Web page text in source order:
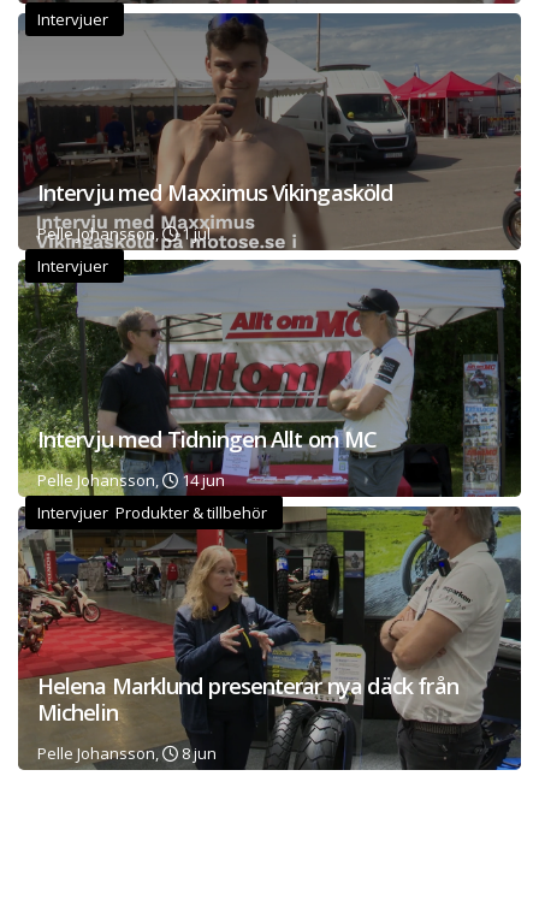
Intervjuer
Intervju med Maxximus Vikingasköld
Pelle Johansson,
1 jul
Intervjuer
Intervju med Tidningen Allt om MC
Pelle Johansson,
14 jun
Intervjuer Produkter & tillbehör
Helena Marklund presenterar nya däck från
Michelin
Pelle Johansson, 8 jun